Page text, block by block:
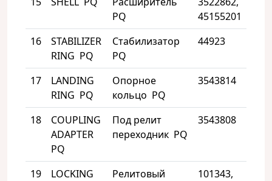
PQ
45155201
16
STABILIZER
RING PQ
Стабилизатор
PQ
44923
17
LANDING
RING PQ
Опорное
кольцо PQ
3543814
18
COUPLING
ADAPTER
PQ
Под релит
переходник PQ
3543808
19
LOCKING
Релитовый
101343,